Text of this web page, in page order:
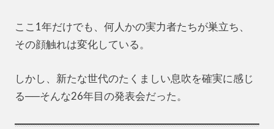
ここ1年だけでも、何人かの実力者たちが巣立ち、
その顔触れは変化している。
しかし、新たな世代のたくましい息吹を確実に感じ
る──そんな26年目の発表会だった。